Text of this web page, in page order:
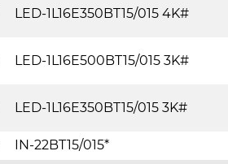
LED-1L16E350BT15/015 4K#
LED-1L16E500BT15/015 3K#
LED-1L16E350BT15/015 3K#
IN-22BT15/015*